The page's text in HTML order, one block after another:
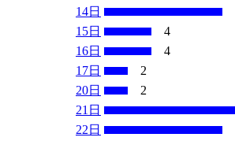
14日
15日
4
16日
4
17日
2
20日
2
21日
22日